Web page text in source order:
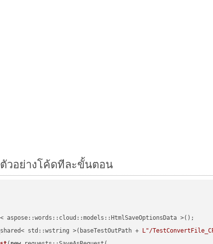
ตัวอย่างโค้ดทีละขั้นตอน
aspose::words::cloud::models::HtmlSaveOptionsData >();
std::wstring >(baseTestOutPath + L"/